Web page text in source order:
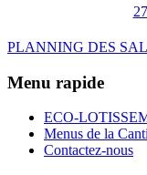
27
PLANNING DES
Menu rapide
ECO-
Menus de la
Contactez-nous